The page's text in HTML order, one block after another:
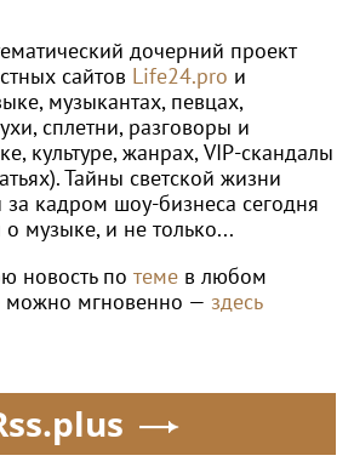
дочерний проект
сайтов Life24.pro и
музыкантах, певцах,
сплетни, разговоры и
культуре, жанрах, VIP-скандалы
Тайны светской жизни
кадром шоу-бизнеса сегодня
о музыке, и не только...
новость по теме в любом
можно мгновенно — здесь